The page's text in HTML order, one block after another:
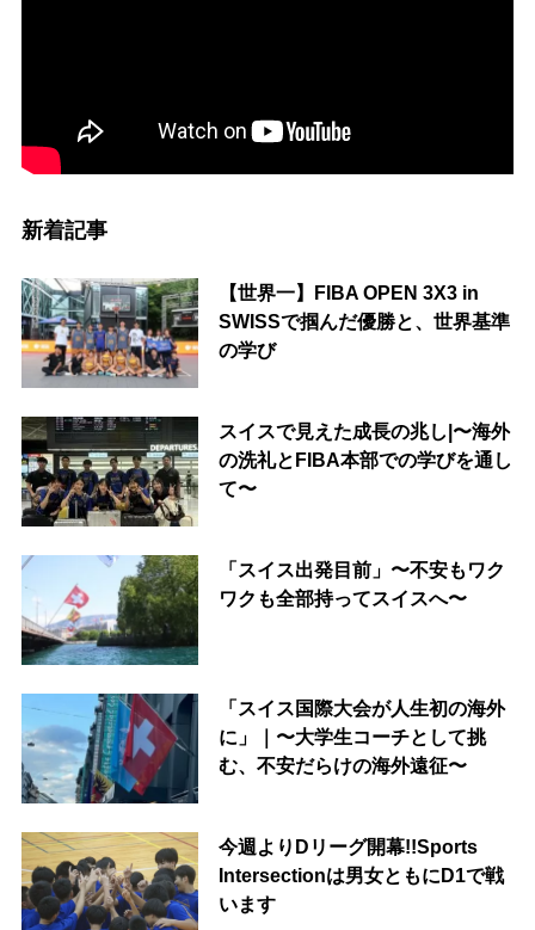
新着記事
【世界一】FIBA OPEN 3X3 in
SWISSで掴んだ優勝と、世界基準
の学び
スイスで見えた成長の兆し|〜海外
の洗礼とFIBA本部での学びを通し
て〜
「スイス出発目前」〜不安もワク
ワクも全部持ってスイスへ〜
「スイス国際大会が人生初の海外
に」｜〜大学生コーチとして挑
む、不安だらけの海外遠征〜
今週よりDリーグ開幕!!Sports
Intersectionは男女ともにD1で戦
います